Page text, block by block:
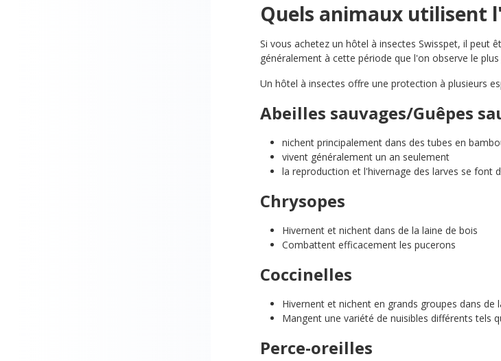
Quels animaux utilisent
Si vous achetez un hôtel à insectes Swisspet, il peut
généralement à cette période que l'on observe le
Un hôtel à insectes offre une protection à plusieurs
Abeilles sauvages/Guêpes
nichent principalement dans des tubes en
vivent généralement un an seulement
la reproduction et l'hivernage des larves se font
Chrysopes
Hivernent et nichent dans de la laine de bois
Combattent efficacement les pucerons
Coccinelles
Hivernent et nichent en grands groupes dans de
Mangent une variété de nuisibles différents tels
Perce-oreilles